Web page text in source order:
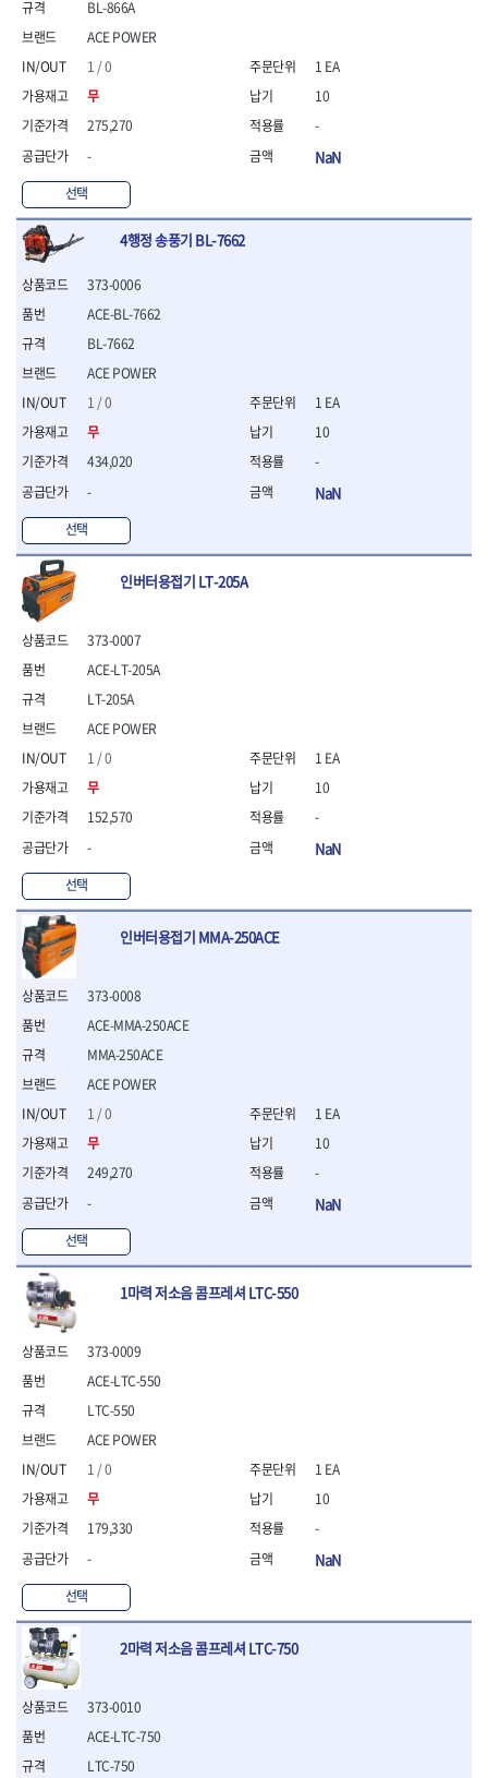
- 날교환드라이버세트
- 드라이버핸들
- 비트홀다드라이버
- 비트홀다드라이버세트
- 드라이버블레이드
- 육각비트
- 검전드라이버
- 육각T렌치
- 드라이버비트세트
- 옵셋드라이버
- 시계드라이버
- 정밀드라이버
- 기어렌치
- 육각복스드라이버
- 스크류드라이버
- 툴첵플러스
- 조절식렌치
- 볼트세터
- 너트드라이버
- 자화기
- 레이저팁 드라이버
- 파워렌치
- 드릴척아답타
- 조인트플러그소켓
- 옵셋렌치
- 소켓홀더
- 클라이밍비트
- 토크아답타
- 포지비트
- 일자비트
- 임팩별비트
- 임팩일자비트
- 임팩포지비트
- 십자비트
- 임팩별비트소켓
- 십자비트소켓
- 일자비트소켓
- XZN비트
- 라쳇핸들세트
- 사각비트
- 토크드라이버
- 임팩포지비트소켓
- 뻰치
- 편구스패너
- 플라이어
- 롱노우즈
- 스냅링플라이어
- 그룹조인트플라이어
- 케이블커터
- 니퍼 외
- 바이스플라이어
- 옵셋렌치
- 양구스패너
- 라쳇콤비네이션렌치
- 라쳇옵셋렌치
- 콤비네이션렌치세트
- 플레어너트렌치
- 양구스패너세트
- 옵셋렌치세트
- 라쳇콤비네이션렌치세
- 에어멀티샌더
- 에어앵글그라인더
- 에어리베터기
- 에어밸트샌더
- 에어폴리셔
- 핸드카트
- 운반대차
- 습식그라인더
- 건식그라인더
- 연마지그
목공기계
이젠
일레드
츠노다(TTC)
콰이어트존
타이거(TIGER)
플렉스-절단석
황금손
ACE POWER
1 / 0
무
275,270
-
선택
BL-866A
1 EA
10
-
NaN
4행정 송풍기 BL-7662
373-0006
ACE POWER
1 / 0
무
434,020
-
선택
ACE-BL-7662
BL-7662
1 EA
10
-
NaN
인버터용접기 LT-205A
373-0007
ACE POWER
1 / 0
무
152,570
-
선택
ACE-LT-205A
LT-205A
1 EA
10
-
NaN
인버터용접기 MMA-250ACE
373-0008
ACE POWER
1 / 0
무
249,270
-
선택
ACE-MMA-250ACE
MMA-250ACE
1 EA
10
-
NaN
1마력 저소음 콤프레셔 LTC-550
373-0009
ACE POWER
1 / 0
무
179,330
-
선택
ACE-LTC-550
LTC-550
1 EA
10
-
NaN
2마력 저소음 콤프레셔 LTC-750
373-0010
ACE-LTC-750
LTC-750